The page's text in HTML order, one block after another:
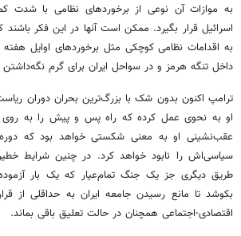
به موازات آن نوعی از برخوردهای نظامی با شدت
اسرائیل قرار بگیرد. ممکن است آنها در این فکر
به اقدامات نظامی کوچکی مثل برخوردهای اوایل
داخل تنگه هرمز و در سواحل ایران برای گرم نگه‌داشتن
ترامپ اکنون بدون شک با بزرگ‌ترین بحران دوران
او به نحوی عمل کرده که راه پس و پیش را به
عقب‌نشینی او به معنی شکستی خواهد بود که
سیاسی‌اش را نابود خواهد کرد. در چنین شرایط
طریق دیگری جز یک جنگ تمام‌عیار که یک بار
بکوشد تا مانع رسیدن جامعه ایران به حداقلی از
اقتصادی-اجتماعی همچنان در حالت تعلیق باقی بماند.